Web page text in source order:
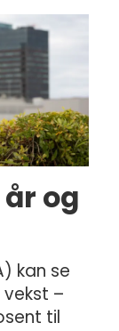
og
kan se
–
til